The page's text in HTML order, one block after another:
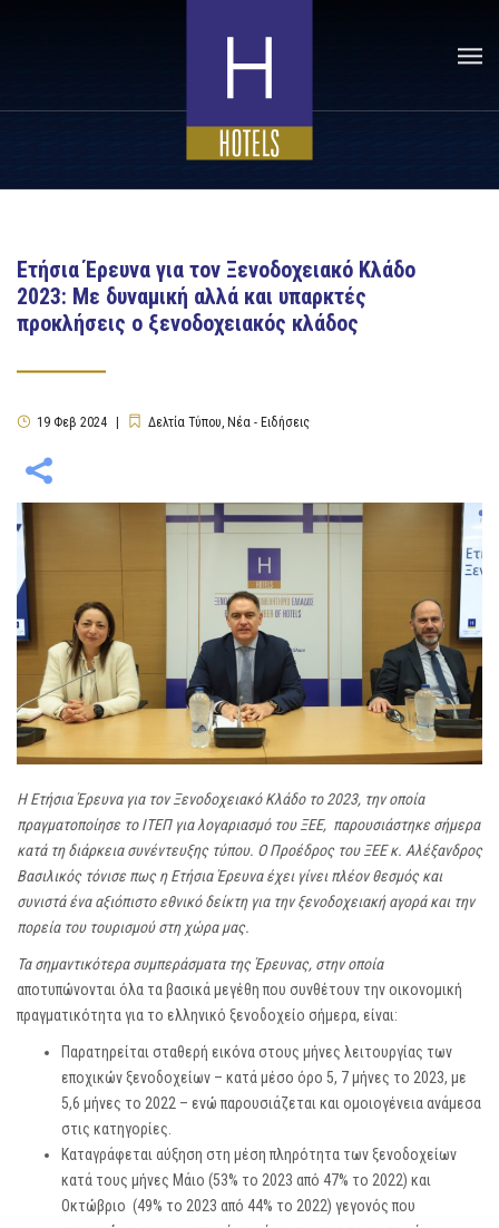
Ετήσια Έρευνα για τον Ξενοδοχειακό Κλάδο
2023: Με δυναμική αλλά και υπαρκτές
προκλήσεις ο ξενοδοχειακός κλάδος
19 Φεβ 2024 Δελτία Τύπου, Νέα - Ειδήσεις
Η Ετήσια Έρευνα για τον Ξενοδοχειακό Κλάδο το 2023, την οποία
πραγματοποίησε το ΙΤΕΠ για λογαριασμό του ΞΕΕ, παρουσιάστηκε σήμερα
κατά τη διάρκεια συνέντευξης τύπου. Ο Προέδρος του ΞΕΕ κ. Αλέξανδρος
Βασιλικός τόνισε πως η Ετήσια Έρευνα έχει γίνει πλέον θεσμός και
συνιστά ένα αξιόπιστο εθνικό δείκτη για την ξενοδοχειακή αγορά και την
πορεία του τουρισμού στη χώρα μας.
Τα σημαντικότερα συμπεράσματα της Έρευνας, στην οποία
αποτυπώνονται όλα τα βασικά μεγέθη που συνθέτουν την οικονομική
πραγματικότητα για το ελληνικό ξενοδοχείο σήμερα, είναι:
Παρατηρείται σταθερή εικόνα στους μήνες λειτουργίας των
εποχικών ξενοδοχείων – κατά μέσο όρο 5, 7 μήνες το 2023, με
5,6 μήνες το 2022 – ενώ παρουσιάζεται και ομοιογένεια ανάμεσα
στις κατηγορίες.
Καταγράφεται αύξηση στη μέση πληρότητα των ξενοδοχείων
κατά τους μήνες Μάιο (53% το 2023 από 47% το 2022) και
Οκτώβριο (49% το 2023 από 44% το 2022) γεγονός που